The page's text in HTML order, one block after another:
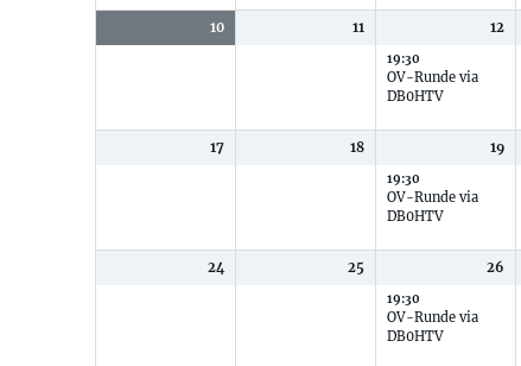
10 11 12
19:30
OV-Runde via
DB0HTV
17 18 19
19:30
OV-Runde via
DB0HTV
24 25 26
19:30
OV-Runde via
DB0HTV